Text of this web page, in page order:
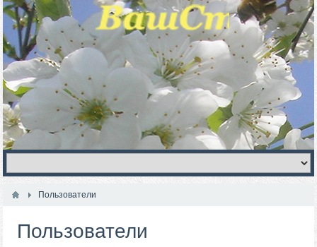
Пользователи
Пользователи